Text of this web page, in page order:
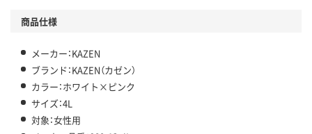
商品仕様
メーカー：KAZEN
ブランド：KAZEN（カゼン）
カラー：ホワイト×ピンク
サイズ：4L
対象：女性用